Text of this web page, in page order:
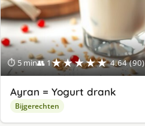
⏱ 5 min👥 1★★★★★ 4.64 (90)
Ayran = Yogurt drank
Bijgerechten